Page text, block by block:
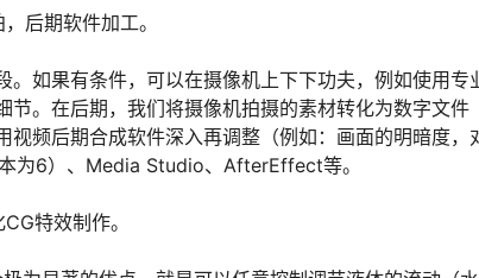
后期软件加工。
如果有条件，可以在摄像机上下下功夫，例如使用专
节。在后期，我们将摄像机拍摄的素材转化为数字文
视频后期合成软件深入再调整（例如：画面的明暗度，
本为6）、Media Studio、AfterEffect等。
特效制作。